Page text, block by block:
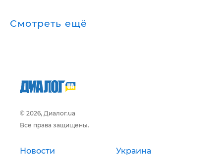
Смотреть ещё
© 2026, Диалог.ua
Все права защищены.
Новости Украина